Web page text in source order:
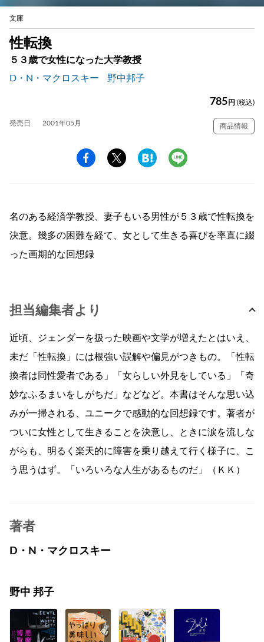
文庫
性転換
５３歳で女性になった大学教授
D・N・マクロスキー
野中邦子
785 円 (税込)
発売日 2001年05月 商品情報
名のある経済学教授、妻子もいる男性が５３歳で性転換を
決意。幾多の困難を経て、女として生きる喜びを率直に綴
った画期的な回想録
担当編集者より
近頃、ジェンダーを扱った映画や文学が増えたとはいえ、
未だ「性転換」には根強い誤解や偏見がつきもの。「性転
換者は同性愛者である」「女らしい外見をしている」「奇
妙なふるまいをしがちだ」などなど。本書はそんな思い込
みが一掃される、ユニークで感動的な回想録です。著者が
ついに女性として生きることを決意し、ときに涙を流しな
がらも、明るく楽天的に障害を乗り越えて行く様子に、こ
う思うはず。「いろいろな人生があるものだ」（ＫＫ）
著者
D・N・マクロスキー
野中 邦子